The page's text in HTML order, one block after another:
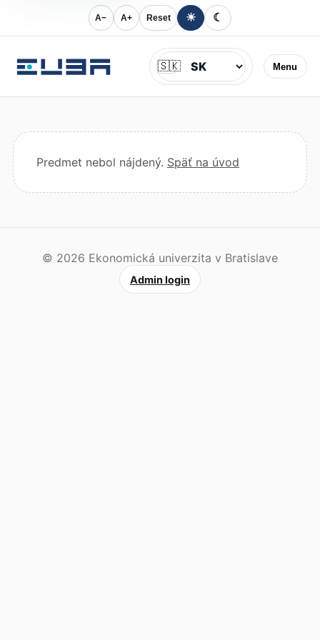
A− A+ Reset ☀ ☾
Menu
Jazyk
🇸🇰
Predmet nebol nájdený. Späť na úvod
© 2026 Ekonomická univerzita v Bratislave
Admin login